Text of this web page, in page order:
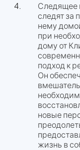
Следящее
следят за
нему
при
дому от
подход к
Он
новые
жизнь в